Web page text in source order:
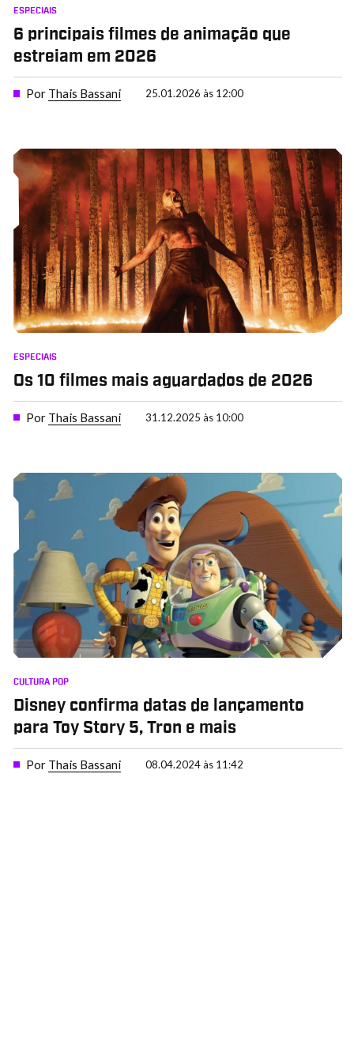
ESPECIAIS
6 principais filmes de animação que
estreiam em 2026
Por Thais Bassani 25.01.2026 às 12:00
ESPECIAIS
Os 10 filmes mais aguardados de 2026
Por Thais Bassani 31.12.2025 às 10:00
CULTURA POP
Disney confirma datas de lançamento
para Toy Story 5, Tron e mais
Por Thais Bassani 08.04.2024 às 11:42